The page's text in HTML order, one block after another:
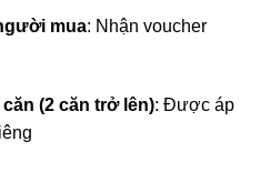
mua: Nhận voucher
(2 căn trở lên): Được áp